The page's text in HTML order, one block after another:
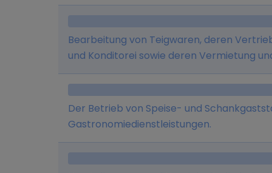
sonstigen Gegenständen, die der
die Veranstaltung von Schulungen sowie
Herstellung und den Vertrieb von
Bearbeitung von Teigwaren, deren
und Konditorei sowie deren Vermietung
Beratungsleistungen (mit Ausnahme der
Der Betrieb von Speise- und
Gastronomiedienstleistungen.